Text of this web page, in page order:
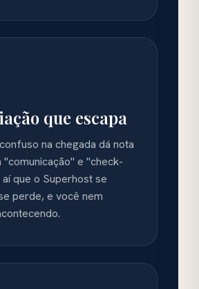
que escapa
na chegada dá nota
"comunicação" e "check-
aí que o Superhost se
perde, e você nem